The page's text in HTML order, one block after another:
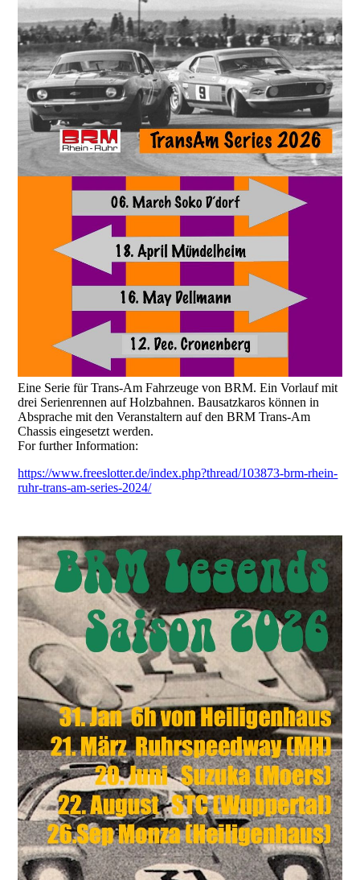
Eine Serie für Trans-Am Fahrzeuge von BRM. Ein Vorlauf mit
drei Serienrennen auf Holzbahnen. Bausatzkaros können in
Absprache mit den Veranstaltern auf den BRM Trans-Am
Chassis eingesetzt werden.
For further Information:
https://www.freeslotter.de/index.php?thread/103873-brm-rhein-
ruhr-trans-am-series-2024/